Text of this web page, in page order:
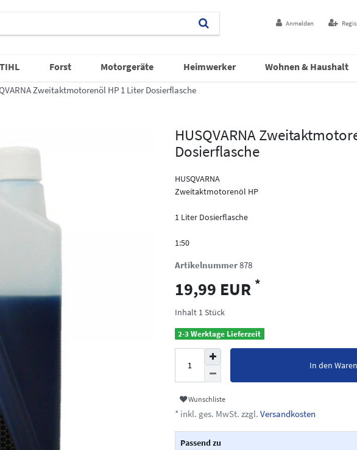
Anmelden
Forst Motorgeräte Heimwerker Wohnen & Haushalt
Zweitaktmotorenöl HP 1 Liter Dosierflasche
HUSQVARNA
Dosierflasche
HUSQVARNA
Zweitaktmotorenöl HP
1 Liter Dosierflasche
1:50
Artikelnummer878
19,99 EUR *
Inhalt 1Stück
2-3 Werktage Lieferzeit
In den
Wunschliste
* inkl. ges. MwSt. zzgl. Versandkosten
Passend zu